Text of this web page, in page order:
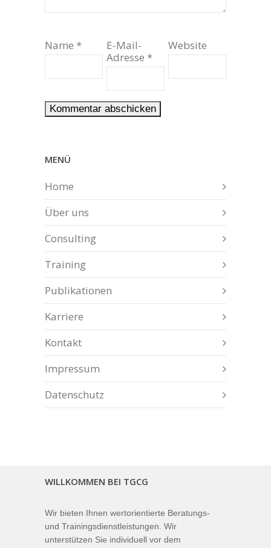
Name *
E-Mail-
Adresse *
Website
MENÜ
Home
Über uns
Consulting
Training
Publikationen
Karriere
Kontakt
Impressum
Datenschutz
WILLKOMMEN BEI TGCG
Wir bieten Ihnen wertorientierte Beratungs-
und Trainingsdienstleistungen. Wir
unterstützen Sie individuell vor dem